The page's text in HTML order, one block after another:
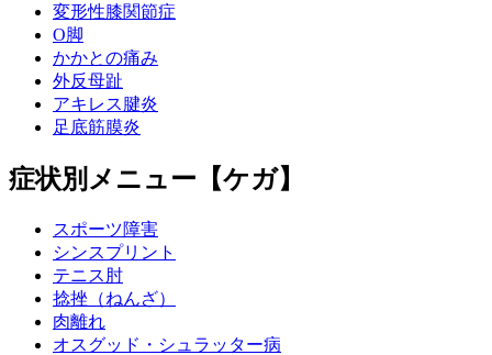
変形性膝関節症
O脚
かかとの痛み
外反母趾
アキレス腱炎
足底筋膜炎
症状別メニュー【ケガ】
スポーツ障害
シンスプリント
テニス肘
捻挫（ねんざ）
肉離れ
オスグッド・シュラッター病